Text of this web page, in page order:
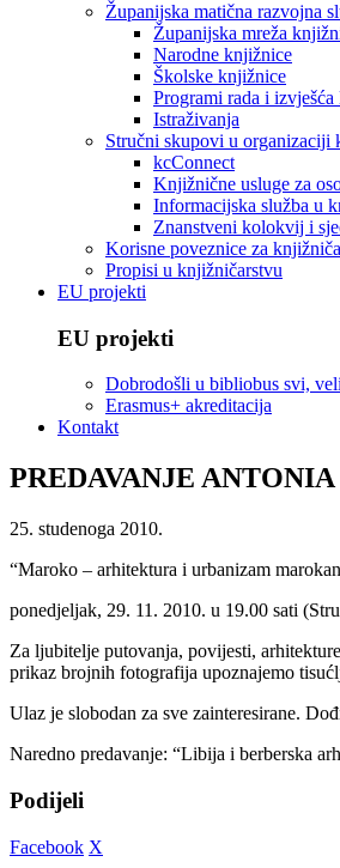
Županijska matična razvojna
Županijska mreža
Narodne knjižnice
Školske knjižnice
Programi rada i
Istraživanja
Stručni skupovi u organizaciji
kcConnect
Knjižnične usluge za
Informacijska služba u
Znanstveni kolokvij i
Korisne poveznice za
Propisi u knjižničarstvu
EU projekti
EU projekti
Dobrodošli u bibliobus svi,
Erasmus+ akreditacija
Kontakt
PREDAVANJE
25. studenoga 2010.
“Maroko – arhitektura i urbanizam
ponedjeljak, 29. 11. 2010. u 19.00 sati
Za ljubitelje putovanja, povijesti,
prikaz brojnih fotografija upoznajemo
Ulaz je slobodan za sve zainteresirane.
Naredno predavanje: “Libija i berberska
Podijeli
Facebook X